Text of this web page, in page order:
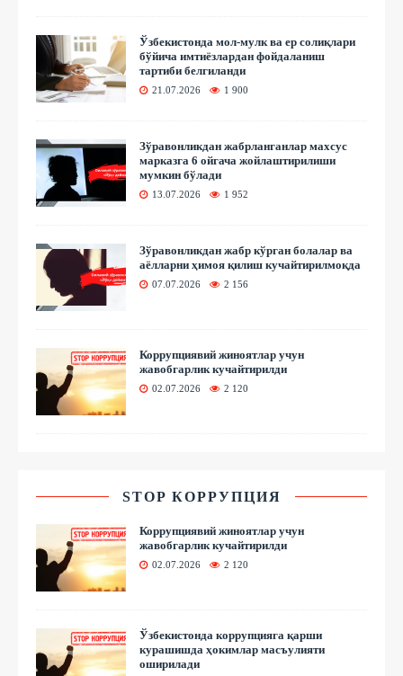
Ўзбекистонда мол-мулк ва ер солиқлари
бўйича имтиёзлардан фойдаланиш
тартиби белгиланди
21.07.2026 1 900
Зўравонликдан жабрланганлар махсус
марказга 6 ойгача жойлаштирилиши
мумкин бўлади
13.07.2026 1 952
Зўравонликдан жабр кўрган болалар ва
аёлларни ҳимоя қилиш кучайтирилмоқда
07.07.2026 2 156
Коррупциявий жиноятлар учун
жавобгарлик кучайтирилди
02.07.2026 2 120
STOP КОРРУПЦИЯ
Коррупциявий жиноятлар учун
жавобгарлик кучайтирилди
02.07.2026 2 120
Ўзбекистонда коррупцияга қарши
курашишда ҳокимлар масъулияти
оширилади